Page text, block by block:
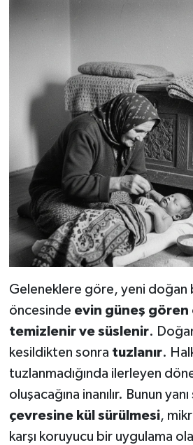
Geleneklere göre, yeni doğan
öncesinde evin güneş gören
temizlenir ve süslenir.
kesildikten sonra tuzlanır.
tuzlanmadığında ilerleyen
oluşacağına inanılır. Bunun yanı
çevresine kül sürülmesi,
karşı koruyucu bir uygulama